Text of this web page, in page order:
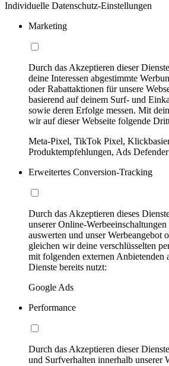
Individuelle Datenschutz-Einstellungen
Marketing
Durch das Akzeptieren dieser
deine Interessen abgestimmte
oder Rabattaktionen für unsere
basierend auf deinem Surf- und
sowie deren Erfolge messen. Mit
wir auf dieser Webseite folgende
Meta-Pixel, TikTok Pixel,
Produktempfehlungen, Ads Defender
Erweitertes Conversion-Tracking
Durch das Akzeptieren dieses
unserer Online-
auswerten und unser Werbeangebot
gleichen wir deine verschlüsselten
mit folgenden externen Anbietenden
Dienste bereits nutzt:
Google Ads
Performance
Durch das Akzeptieren dieser
und Surfverhalten innerhalb unserer